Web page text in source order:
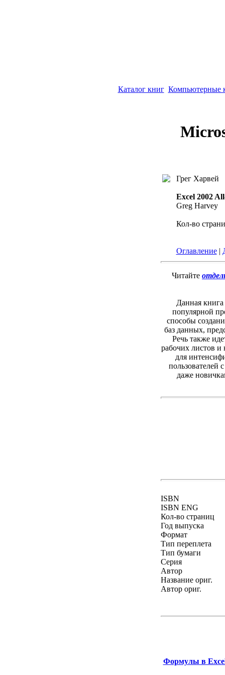
Каталог книг Компьютерные
Грег Харвей
Excel 2002
Greg Harvey
Кол-во
Оглавление|
Читайте
Данная
популярной
способы
баз данных,
Речь также
рабочих листов и
для
пользователей
даже
ISBN
ISBN ENG
Кол-во страниц
Год выпуска
Формат
Тип переплета
Тип бумаги
Серия
Автор
Название ориг.
Автор ориг.
Формулы в